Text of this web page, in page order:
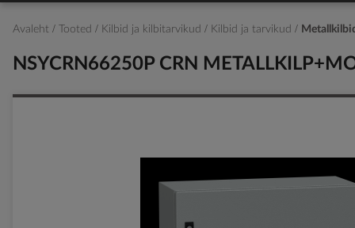
Avaleht Tooted Kilbid ja kilbitarvikud Kilbid ja tarvikud
NSYCRN66250P CRN